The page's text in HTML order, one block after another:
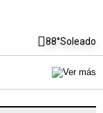
88°Soleado